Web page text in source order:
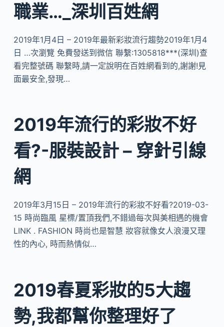
職業…_深圳百姓網
2019年1月4日 – 2019年最新彩妝流行趨勢2019年1月4
日 …次瀏覽 免費發送到微信 聯繫:1305818***(深圳)查
看完整號碼 聯繫時,請一定說明在百姓網看到的,謝謝!見
面最安全,發現…
2019年流行的彩妝不好
看?-服裝設計 – 穿針引線
網
2019年3月15日 – 2019年流行的彩妝不好看?2019-03-
15 時尚臨風 星標/置頂我們,不錯過每次與美相遇的機會
LINK . FASHION 時尚也是智慧 妝容就像女人浪漫又理
性的內心, 時而熱情似…
2019春夏彩妝的5大趨
勢,我都幫你整理好了